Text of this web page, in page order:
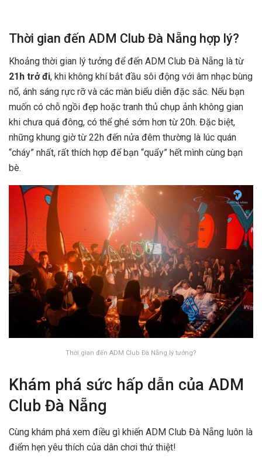
Thời gian đến ADM Club Đà Nẵng hợp lý?
Khoảng thời gian lý tưởng để đến ADM Club Đà Nẵng là từ
21h trở đi, khi không khí bắt đầu sôi động với âm nhạc bùng
nổ, ánh sáng rực rỡ và các màn biểu diễn đặc sắc. Nếu bạn
muốn có chỗ ngồi đẹp hoặc tranh thủ chụp ảnh không gian
khi chưa quá đông, có thể ghé sớm hơn từ 20h. Đặc biệt,
những khung giờ từ 22h đến nửa đêm thường là lúc quán
“cháy” nhất, rất thích hợp để bạn “quẩy” hết mình cùng bạn
bè.
Thời gian đến ADM Club Đà Nẵng lý tưởng?
Khám phá sức hấp dẫn của ADM
Club Đà Nẵng
Cùng khám phá xem điều gì khiến ADM Club Đà Nẵng luôn là
điểm hẹn yêu thích của dân chơi thứ thiệt!